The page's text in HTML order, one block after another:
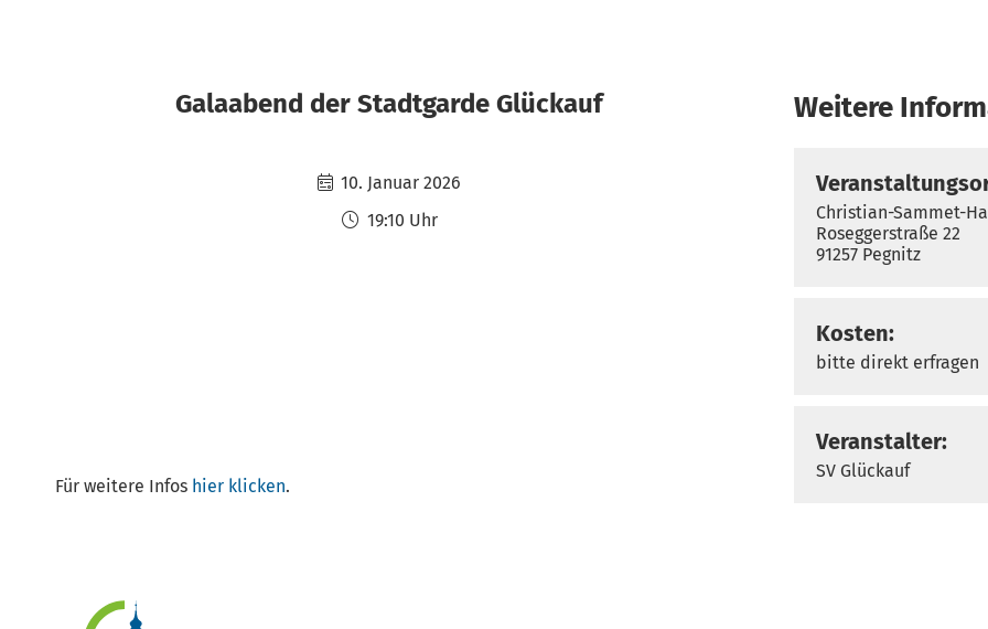
Galaabend der Stadtgarde Glückauf
10. Januar 2026
19:10 Uhr
Für weitere Infos hier klicken.
Weitere
Christian-Sammet-
Roseggerstraße 22
91257 Pegnitz
Kosten:
bitte direkt erfragen
Veranstalter:
SV Glückauf